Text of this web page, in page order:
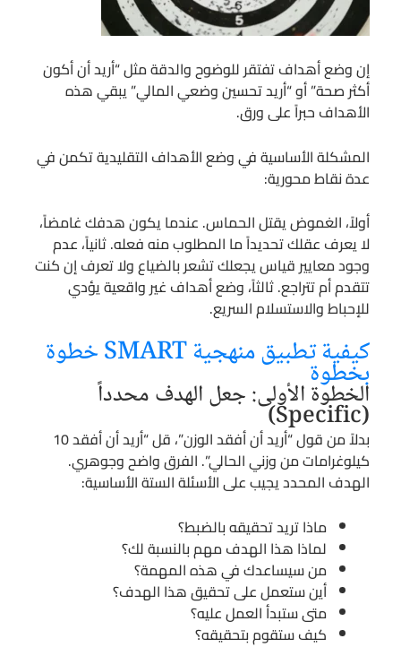
إن وضع أهداف تفتقر للوضوح والدقة مثل “أريد أن أكون
أكثر صحة” أو “أريد تحسين وضعي المالي” يبقي هذه
الأهداف حبراً على ورق.
المشكلة الأساسية في وضع الأهداف التقليدية تكمن في
عدة نقاط محورية:
أولاً، الغموض يقتل الحماس. عندما يكون هدفك غامضاً،
لا يعرف عقلك تحديداً ما المطلوب منه فعله. ثانياً، عدم
وجود معايير قياس يجعلك تشعر بالضياع ولا تعرف إن كنت
تتقدم أم تتراجع. ثالثاً، وضع أهداف غير واقعية يؤدي
للإحباط والاستسلام السريع.
كيفية تطبيق منهجية SMART خطوة
بخطوة
الخطوة الأولى: جعل الهدف محدداً
(Specific)
بدلاً من قول “أريد أن أفقد الوزن”، قل “أريد أن أفقد 10
كيلوغرامات من وزني الحالي”. الفرق واضح وجوهري.
الهدف المحدد يجيب على الأسئلة الستة الأساسية:
ماذا تريد تحقيقه بالضبط؟
لماذا هذا الهدف مهم بالنسبة لك؟
من سيساعدك في هذه المهمة؟
أين ستعمل على تحقيق هذا الهدف؟
متى ستبدأ العمل عليه؟
كيف ستقوم بتحقيقه؟